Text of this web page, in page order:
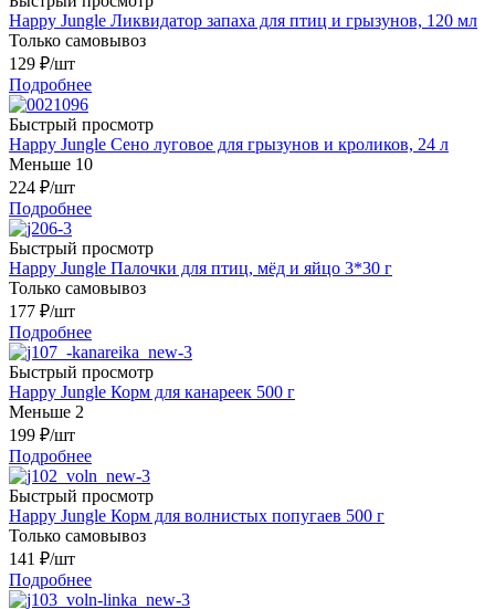
Happy Jungle Ликвидатор запаха для птиц и грызунов, 120 мл
Только самовывоз
129 ₽/шт
Подробнее
Быстрый просмотр
Happy Jungle Сено луговое для грызунов и кроликов, 24 л
Меньше 10
224 ₽/шт
Подробнее
Быстрый просмотр
Happy Jungle Палочки для птиц, мёд и яйцо 3*30 г
Только самовывоз
177 ₽/шт
Подробнее
Быстрый просмотр
Happy Jungle Корм для канареек 500 г
Меньше 2
199 ₽/шт
Подробнее
Быстрый просмотр
Happy Jungle Корм для волнистых попугаев 500 г
Только самовывоз
141 ₽/шт
Подробнее